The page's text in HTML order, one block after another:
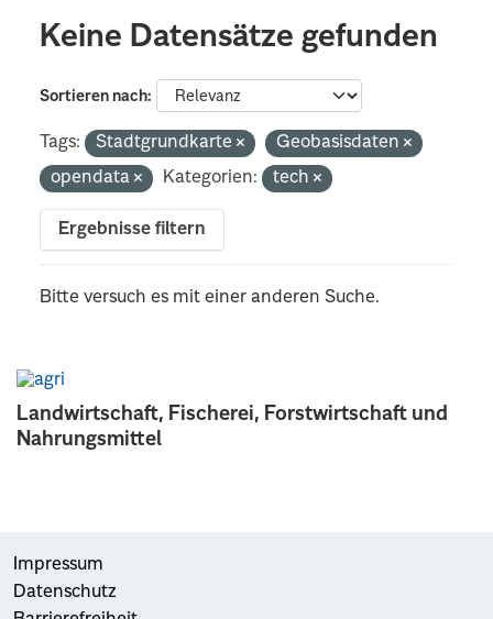
Landwirtschaft, Fischerei, Forstwirtschaft und
Nahrungsmittel
Keine Datensätze gefunden
Sortieren nach
Tags: Stadtgrundkarte
Geobasisdaten
opendata
Kategorien: tech
Ergebnisse filtern
Bitte versuch es mit einer anderen Suche.
Impressum
Datenschutz